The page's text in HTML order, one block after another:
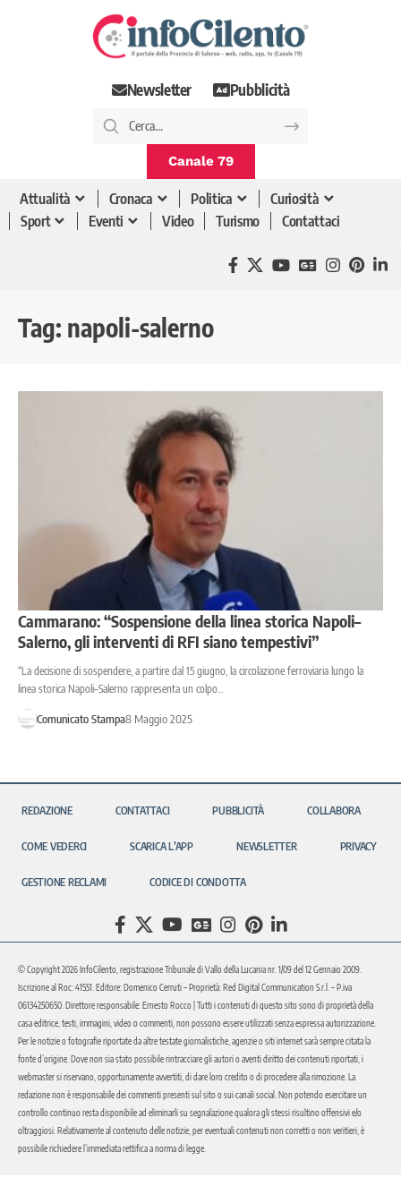
Newsletter Pubblicità
Canale 79
Attualità Cronaca Politica
Curiosità
Sport
Eventi Video Turismo Contattaci
Tag: napoli-salerno
Cammarano: “Sospensione della linea storica Napoli–
Salerno, gli interventi di RFI siano tempestivi”
“La decisione di sospendere, a partire dal 15 giugno, la circolazione ferroviaria lungo la
linea storica Napoli–Salerno rappresenta un colpo…
Comunicato Stampa8 Maggio 2025
REDAZIONE CONTATTACI PUBBLICITÀ COLLABORA
COME VEDERCI SCARICA L’APP NEWSLETTER PRIVACY
GESTIONE RECLAMI CODICE DI CONDOTTA
© Copyright 2026 InfoCilento, registrazione Tribunale di Vallo della Lucania nr. 1/09 del 12 Gennaio 2009.
Iscrizione al Roc: 41551. Editore: Domenico Cerruti – Proprietà: Red Digital Communication S.r.l. – P.iva
06134250650. Direttore responsabile: Ernesto Rocco | Tutti i contenuti di questo sito sono di proprietà della
casa editrice, testi, immagini, video o commenti, non possono essere utilizzati senza espressa autorizzazione.
Per le notizie o fotografie riportate da altre testate giornalistiche, agenzie o siti internet sarà sempre citata la
fonte d’origine. Dove non sia stato possibile rintracciare gli autori o aventi diritto dei contenuti riportati, i
webmaster si riservano, opportunamente avvertiti, di dare loro credito o di procedere alla rimozione. La
redazione non è responsabile dei commenti presenti sul sito o sui canali social. Non potendo esercitare un
controllo continuo resta disponibile ad eliminarli su segnalazione qualora gli stessi risultino offensivi e/o
oltraggiosi. Relativamente al contenuto delle notizie, per eventuali contenuti non corretti o non veritieri, è
possibile richiedere l’immediata rettifica a norma di legge.